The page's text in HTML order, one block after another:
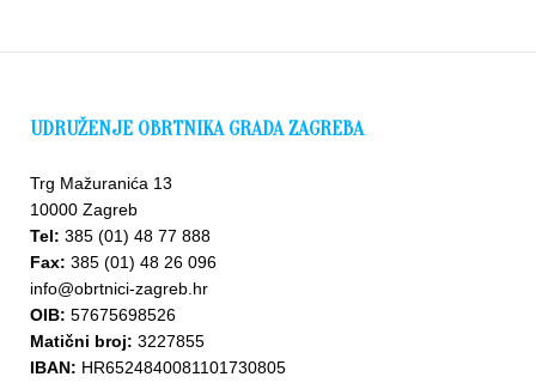
UDRUŽENJE OBRTNIKA GRADA ZAGREBA
Trg Mažuranića 13
10000 Zagreb
Tel: 385 (01) 48 77 888
Fax: 385 (01) 48 26 096
info@obrtnici-zagreb.hr
OIB: 57675698526
Matični broj: 3227855
IBAN: HR6524840081101730805